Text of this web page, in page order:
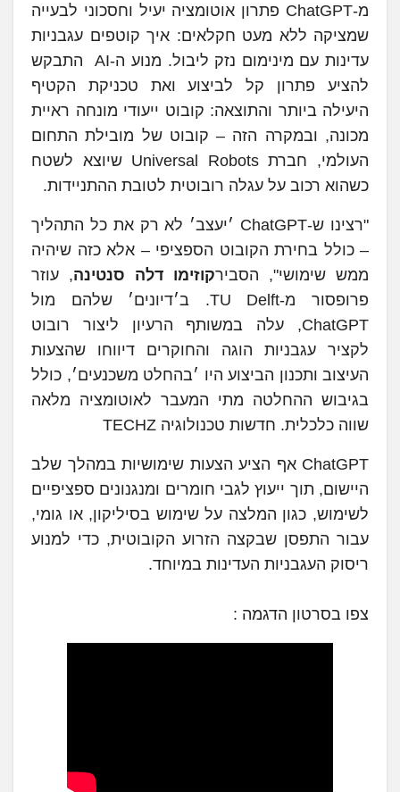
מ-ChatGPT פתרון אוטומציה יעיל וחסכוני לבעייה
שמציקה ללא מעט חקלאים: איך קוטפים עגבניות
עדינות עם מינימום נזק ליבול. מנוע ה-AI התבקש
להציע פתרון קל לביצוע ואת טכניקת הקטיף
היעילה ביותר והתוצאה: קובוט ייעודי מונחה ראיית
מכונה, ובמקרה הזה – קובוט של מובילת התחום
העולמי, חברת Universal Robots שיוצא לשטח
כשהוא רכוב על עגלה רובוטית לטובת ההתניידות.
"רצינו ש-ChatGPT ׳יעצב׳ לא רק את כל התהליך
– כולל בחירת הקובוט הספציפי – אלא כזה שיהיה
ממש שימושי", הסבירקוזימו דלה סנטינה, עוזר
פרופסור מ-TU Delft. ב׳דיונים׳ שלהם מול
ChatGPT, עלה במשותף הרעיון ליצור רובוט
לקציר עגבניות הוגה והחוקרים דיווחו שהצעות
העיצוב ותכנון הביצוע היו ׳בהחלט משכנעים׳, כולל
בגיבוש ההחלטה מתי המעבר לאוטומציה מלאה
שווה כלכלית. חדשות טכנולוגיה TECHZ
ChatGPT אף הציע הצעות שימושיות במהלך שלב
היישום, תוך ייעוץ לגבי חומרים ומנגנונים ספציפיים
לשימוש, כגון המלצה על שימוש בסיליקון, או גומי,
עבור התפסן שבקצה הזרוע הקובוטית, כדי למנוע
ריסוק העגבניות העדינות במיוחד.
צפו בסרטון הדגמה :